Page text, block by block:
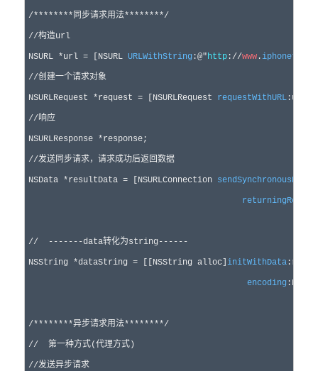
/********同步请求用法********/
//构造url
NSURL *url = [NSURL URLWithString :@" http ://www . iphonetrain
//创建一个请求对象
NSURLRequest *request = [NSURLRequest requestWithURL
//响应
NSURLResponse *
//发送同步请求，请求成功后返回数据
NSData *resultData = [NSURLConnection
//
  -------data转化为string------
NSString *dataString = [[NSString alloc] initWithData
encoding
/********异步请求用法********/
//
//发送异步请求